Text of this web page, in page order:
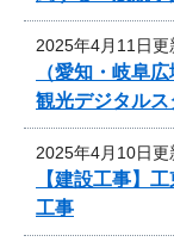
2025年4月11日更
（愛知・岐阜
観光デジタル
2025年4月10日更
【建設工事】
工事